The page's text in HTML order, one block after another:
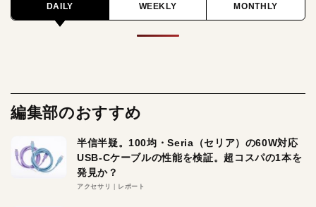
DAILY WEEKLY MONTHLY
編集部のおすすめ
半信半疑。100均・Seria（セリア）の60W対応
USB-Cケーブルの性能を検証。超コスパの1本を
発見か？
アクセサリ レポート